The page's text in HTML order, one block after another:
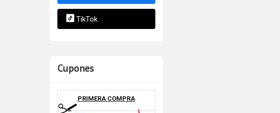
TikTok
Cupones
PRIMERA COMPRA